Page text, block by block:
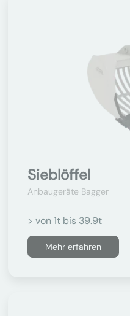
Sieblöffel
Anbaugeräte Bagger
> von 1t bis 39.9t
Mehr erfahren